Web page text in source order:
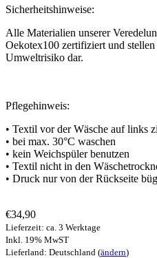
Sicherheitshinweise:
Alle Materialien unserer
Oekotex100 zertifiziert und
Umweltrisiko dar.
Pflegehinweis:
• Textil vor der Wäsche auf links
• bei max. 30°C waschen
• kein Weichspüler benutzen
• Textil nicht in den
• Druck nur von der Rückseite
€34,90
Lieferzeit: ca. 3 Werktage
Inkl. 19% MwST
Lieferland: Deutschland (ändern)